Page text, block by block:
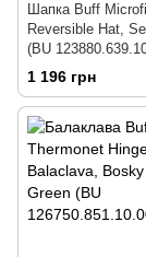
Шапка Buff
Reversible Hat,
(BU
1 196 грн